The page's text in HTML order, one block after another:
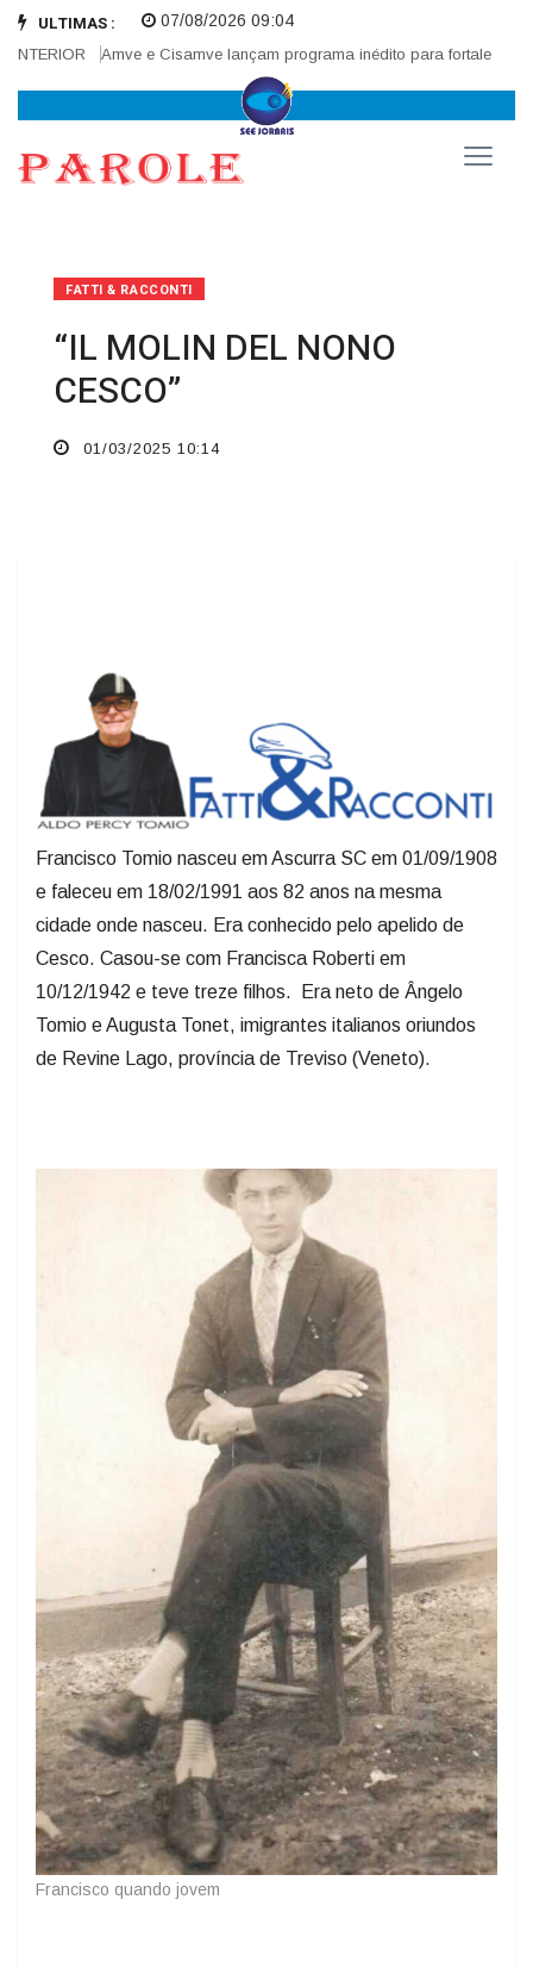
ULTIMAS :
Amve e Cisamve lançam programa inédito para fortalecer
07/08/2026 09:04
FATTI & RACCONTI
“IL MOLIN DEL NONO
CESCO”
01/03/2025 10:14
Francisco Tomio nasceu em Ascurra SC em 01/09/1908
e faleceu em 18/02/1991 aos 82 anos na mesma
cidade onde nasceu. Era conhecido pelo apelido de
Cesco. Casou-se com Francisca Roberti em
10/12/1942 e teve treze filhos. Era neto de Ângelo
Tomio e Augusta Tonet, imigrantes italianos oriundos
de Revine Lago, província de Treviso (Veneto).
Francisco quando jovem